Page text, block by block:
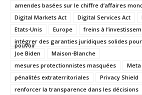
amendes basées sur le chiffre d’affaires
Digital Markets Act
Digital Services Act
Etats-Unis
Europe freins à
intégrer des garanties juridiques solides pour
pouvoir
Joe Biden
Maison-Blanche
mesures protectionnistes masquées
Meta
pénalités extraterritoriales
Privacy Shield
renforcer la transparence dans les décisions